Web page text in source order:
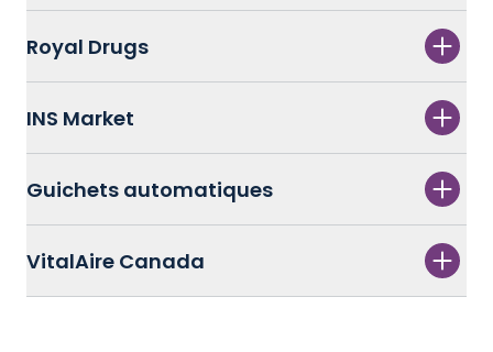
Royal Drugs
INS Market
Guichets automatiques
VitalAire Canada